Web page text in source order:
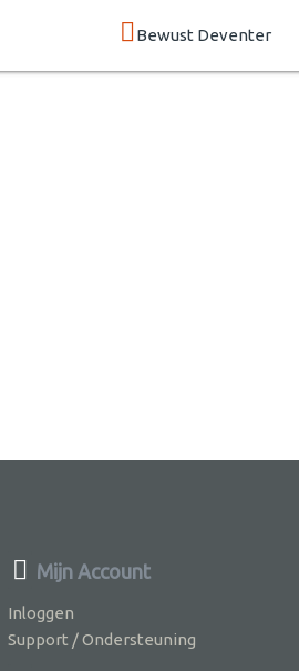
Bewust Deventer
Mijn Account
Inloggen
Support / Ondersteuning